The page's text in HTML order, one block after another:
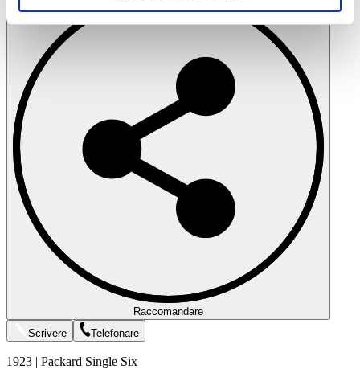
soziale Medien, Werbung und Analysen weiter. Unsere
Partner führen diese Informationen möglicherweise mit
weiteren Daten zusammen, die Sie ihnen bereitgestellt
haben oder die sie im Rahmen Ihrer Nutzung der Dienste
gesammelt haben.
Datenschutzerklärung
Raccomandare
Scrivere
Telefonare
1923 | Packard Single Six